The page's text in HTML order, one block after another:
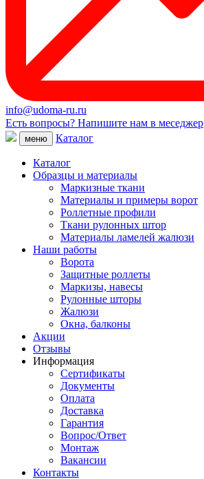
info@udoma-ru.ru
Есть вопросы? Напишите нам в меседжер
меню
Каталог
Каталог
Образцы и материалы
Маркизные ткани
Материалы и примеры ворот
Роллетные профили
Ткани рулонных штор
Материалы ламелей жалюзи
Наши работы
Ворота
Защитные роллеты
Маркизы, навесы
Рулонные шторы
Жалюзи
Окна, балконы
Акции
Отзывы
Информация
Сертификаты
Документы
Оплата
Доставка
Гарантия
Вопрос/Ответ
Монтаж
Вакансии
Контакты